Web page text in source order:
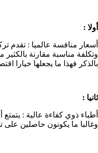
أولا :
أسعار منافسة عالميا : تقدم
وتكلفة مناسبة مقارنة بالكثير
بالذكر فهذا ما يجعلها خيارا
ثانيا :
أطباء ذوي كفاءة عالية :
وغالبا ما يكونون حاصلين على